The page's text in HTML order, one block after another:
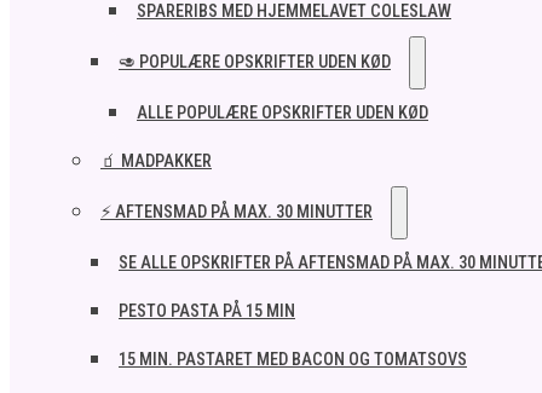
SPARERIBS MED HJEMMELAVET COLESLAW
🥑 POPULÆRE OPSKRIFTER UDEN KØD
ALLE POPULÆRE OPSKRIFTER UDEN KØD
🧃 MADPAKKER
⚡ AFTENSMAD PÅ MAX. 30 MINUTTER
SE ALLE OPSKRIFTER PÅ AFTENSMAD PÅ MAX. 30
PESTO PASTA PÅ 15 MIN
15 MIN. PASTARET MED BACON OG TOMATSOVS